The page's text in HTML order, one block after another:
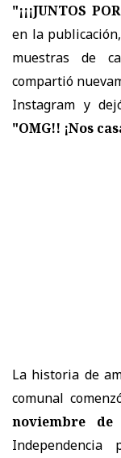
"¡¡¡JUNTOS
en la
muestras de
compartió
Instagram y
"OMG!! ¡Nos
La historia de
comunal
noviembre de